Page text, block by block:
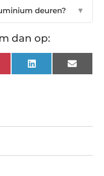
deuren? ▼
dan op:
LinkedIn Email